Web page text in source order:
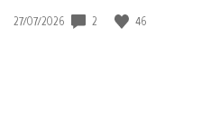
Data
27/07/2026 2 46